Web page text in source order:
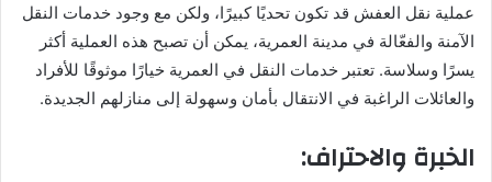
عملية نقل العفش قد تكون تحديًا كبيرًا، ولكن مع وجود خدمات النقل
الآمنة والفعّالة في مدينة العمرية، يمكن أن تصبح هذه العملية أكثر
يسرًا وسلاسة. تعتبر خدمات النقل في العمرية خيارًا موثوقًا للأفراد
والعائلات الراغبة في الانتقال بأمان وسهولة إلى منازلهم الجديدة.
الخبرة والاحتراف: